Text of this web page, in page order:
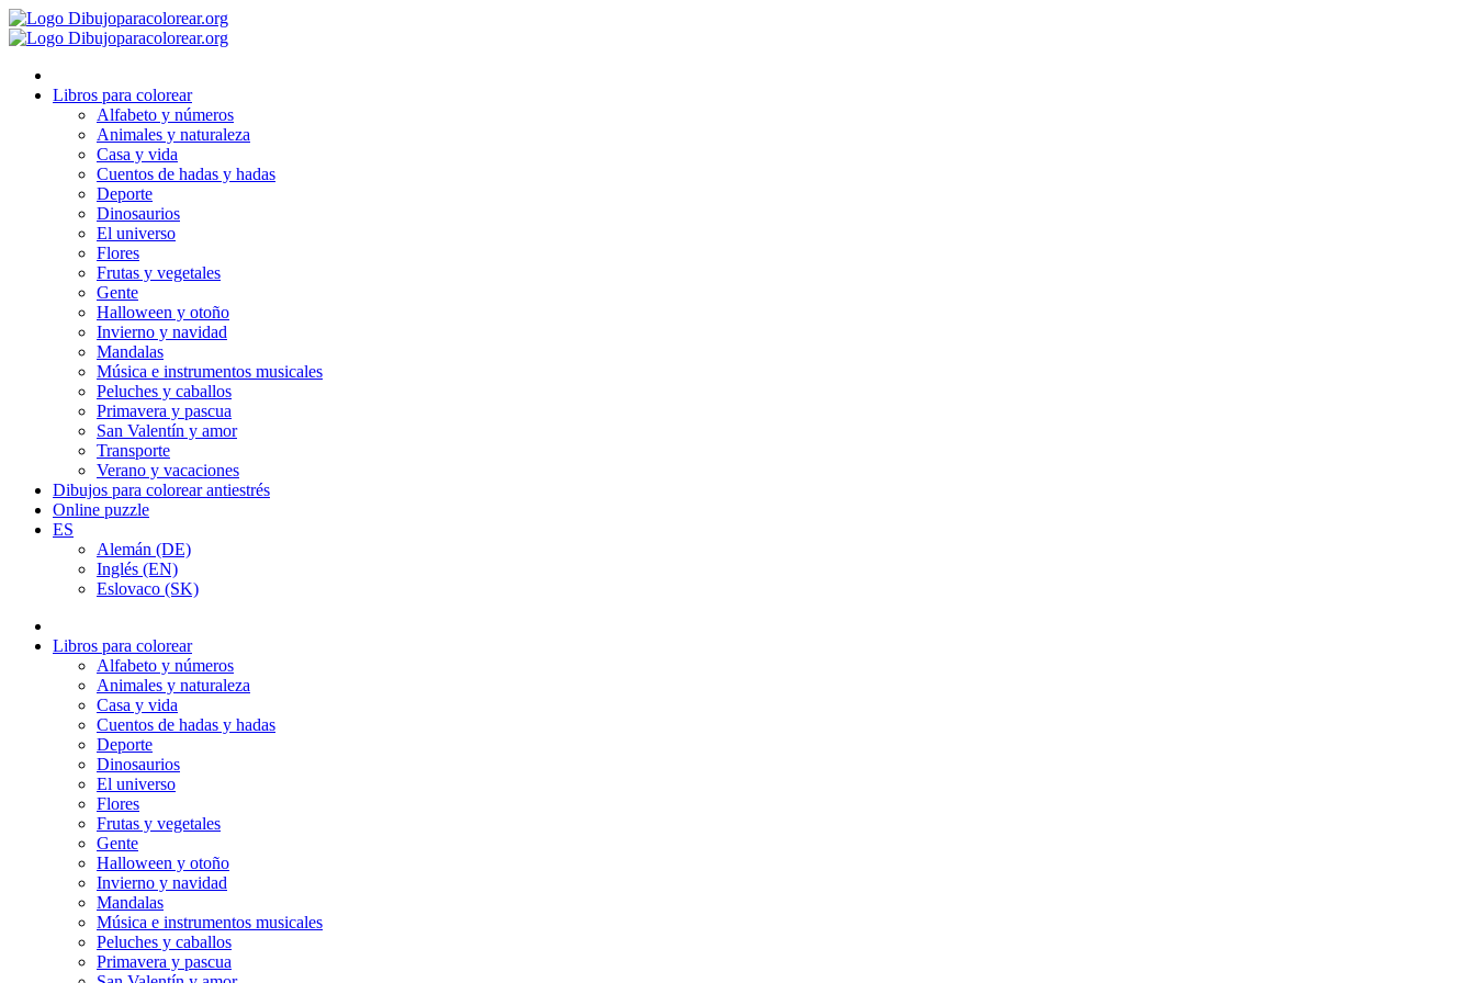
Ir
al
Libros para colorear
Alfabeto y números
Animales y naturaleza
Casa y vida
Cuentos de hadas y hadas
Deporte
Dinosaurios
El universo
Flores
Frutas y vegetales
Gente
Halloween y otoño
Invierno y navidad
Mandalas
Música e instrumentos musicales
Peluches y caballos
Primavera y pascua
San Valentín y amor
Transporte
Verano y vacaciones
Dibujos para colorear antiestrés
Online puzzle
ES
Alemán (DE)
Inglés (EN)
Eslovaco (SK)
Libros para colorear
Alfabeto y números
Animales y naturaleza
Casa y vida
Cuentos de hadas y hadas
Deporte
Dinosaurios
El universo
Flores
Frutas y vegetales
Gente
Halloween y otoño
Invierno y navidad
Mandalas
Música e instrumentos musicales
Peluches y caballos
Primavera y pascua